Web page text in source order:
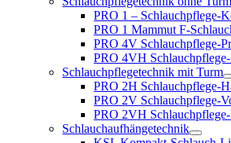
PRO 1 – Schlauchpflege-
PRO 1 Mammut F-
PRO 4V Schlauchpflege-
PRO 4VH Schlauchpflege-
Schlauchpflegetechnik mit Turm
PRO 2H Schlauchpflege-
PRO 2V Schlauchpflege-
PRO 2VH
Schlauchaufhängetechnik